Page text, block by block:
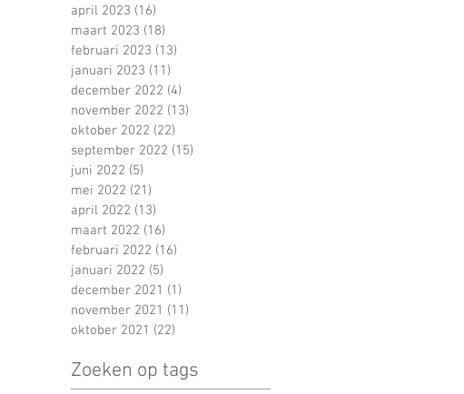
april 2023 (16)
maart 2023 (18)
februari 2023 (13)
januari 2023 (11)
december 2022 (4)
november 2022 (13)
oktober 2022 (22)
september 2022 (15)
juni 2022 (5)
mei 2022 (21)
april 2022 (13)
maart 2022 (16)
februari 2022 (16)
januari 2022 (5)
december 2021 (1)
november 2021 (11)
oktober 2021 (22)
Zoeken op tags